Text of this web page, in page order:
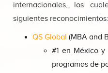
internacionales, los
siguientes reconocimientos:
QS Global (MBA and
#1 en México
programas de